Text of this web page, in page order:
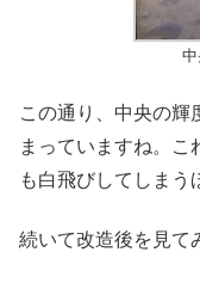
この通り、中央の輝
まっていますね。こ
も白飛びしてしまう
続いて改造後を見て